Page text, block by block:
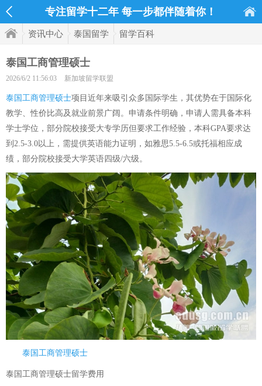
专注留学十二年 每一步都伴随着你！
资讯中心 泰国留学 留学百科
泰国工商管理硕士
2026/6/2 11:56:03 新加坡留学联盟
泰国工商管理硕士项目近年来吸引众多国际学生，其优势在于国际化
教学、性价比高及就业前景广阔。申请条件明确，申请人需具备本科
学士学位，部分院校接受大专学历但要求工作经验，本科GPA要求达
到2.5-3.0以上，需提供英语能力证明，如雅思5.5-6.5或托福相应成
绩，部分院校接受大学英语四级/六级。
泰国工商管理硕士
泰国工商管理硕士留学费用